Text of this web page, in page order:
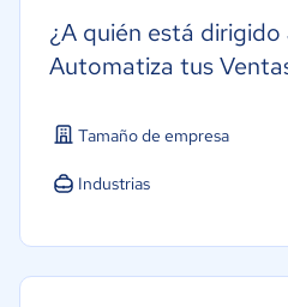
¿A quién está
Automatiza tus
Tamaño de empresa
Industrias